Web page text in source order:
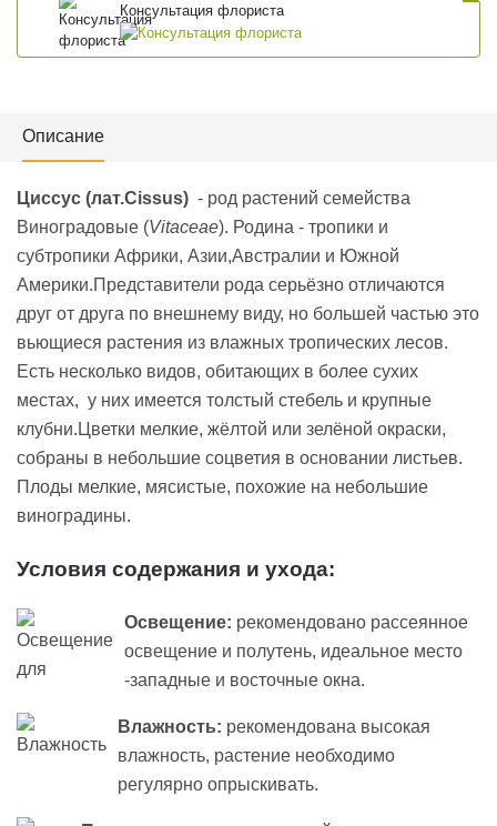
Консультация флориста
Описание
Циссус (лат.Cissus) - род растений семейства
Виноградовые (Vitaceae). Родина - тропики и
субтропики Африки, Азии,Австралии и Южной
Америки.Представители рода серьёзно отличаются
друг от друга по внешнему виду, но большей частью это
вьющиеся растения из влажных тропических лесов.
Есть несколько видов, обитающих в более сухих
местах, у них имеется толстый стебель и крупные
клубни.Цветки мелкие, жёлтой или зелёной окраски,
собраны в небольшие соцветия в основании листьев.
Плоды мелкие, мясистые, похожие на небольшие
виноградины.
Условия содержания и ухода:
Освещение: рекомендовано рассеянное
освещение и полутень, идеальное место
-западные и восточные окна.
Влажность: рекомендована высокая
влажность, растение необходимо
регулярно опрыскивать.